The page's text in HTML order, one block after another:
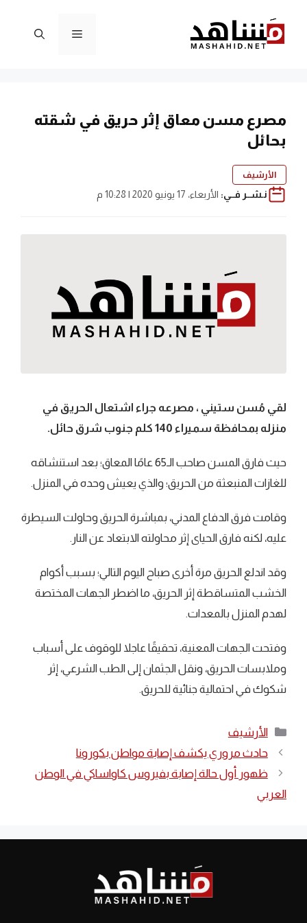
المحتوى
القائمة
مصرع مسن معاق إثر حريق في شقته
بحائل
الأرشيف
نـشــر فــي: الأربعاء، 17 يونيو 2020 | 10:28 م
لقي مُسن ستيني ، مصرعه جراء اشتعال الحريق في
منزله بمحافظة سميراء 140 كلم جنوب شرق حائل.
حيث فارق المسن صاحب الـ65 عامًا المعاق؛ بعد استنشاقه
للغازات المنبعثة من الحريق؛ والذي يعيش وحده في المنزل.
وقامت فرق الدفاع المدني، بمباشرة الحريق وحاولت السيطرة
عليه، لكنه فارق الحياى إثر محاولته الابتعاد عن النار.
وقد اندلع الحريق مرة أخرى صباح اليوم التالي؛ بسبب أكوام
الخشب المتساقطة إثر الحريق، ما اضطر الجهات المختصة
لهدم المنزل بالمعدات.
وفتحت الجهات المعنية، تحقيقًا عاجلا للوقوف على أسباب
وملابسات الحريق، ونقل الجثمان إلى الطب الشرعي، إثر
شكوك في احتمالية جنائية للحريق.
التصنيفات
الأرشيف
حادث مروري يكشف إصابة مواطن بكورونا
ظهور أول حالة إصابة بفيروس كاواساكي في الوطن
العربي